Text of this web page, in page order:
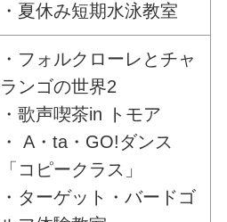
・夏休み短期水泳教室
・ フォルクローレとチャ
ランゴの世界2
・歌声喫茶in トモア
・ A・ta・GO!ダンス
「コピークラス」
・ターゲット・バードゴ